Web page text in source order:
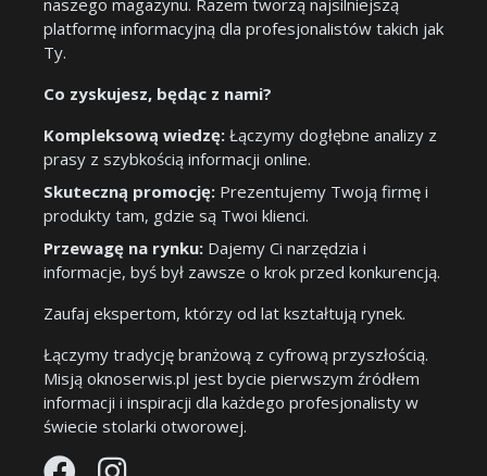
naszego magazynu. Razem tworzą najsilniejszą
platformę informacyjną dla profesjonalistów takich jak
Ty.
Co zyskujesz, będąc z nami?
Kompleksową wiedzę: Łączymy dogłębne analizy z
prasy z szybkością informacji online.
Skuteczną promocję: Prezentujemy Twoją firmę i
produkty tam, gdzie są Twoi klienci.
Przewagę na rynku: Dajemy Ci narzędzia i
informacje, byś był zawsze o krok przed konkurencją.
Zaufaj ekspertom, którzy od lat kształtują rynek.
Łączymy tradycję branżową z cyfrową przyszłością.
Misją oknoserwis.pl jest bycie pierwszym źródłem
informacji i inspiracji dla każdego profesjonalisty w
świecie stolarki otworowej.